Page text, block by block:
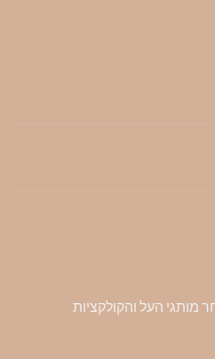
העל והקולקציות